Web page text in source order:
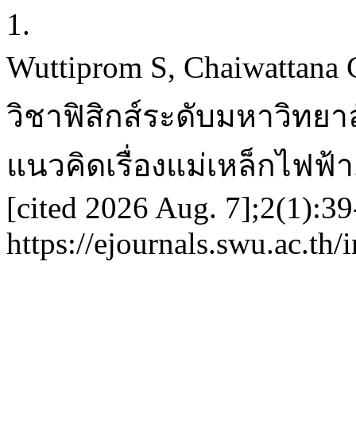
1.
Wuttiprom S,
วิชาฟิสิกส์ระดับมหาวิทย
แนวคิดเรื่องแม่เหล็กไฟฟ้า.
[cited 2026 Aug.
https://